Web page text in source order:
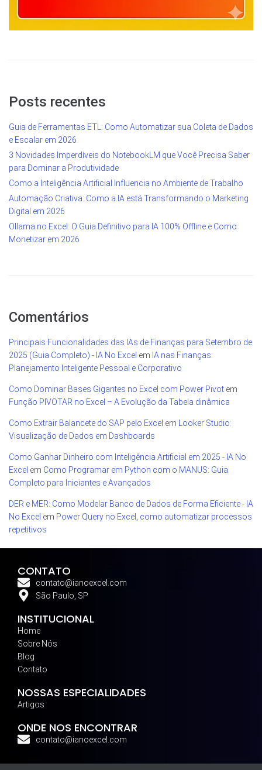
Posts recentes
Guia de Ferramentas ETL: Como Automatizar sua Coleta de Dados
e Escalar em 2026
3 Novidades Imperdíveis do NotebookLM que Você Precisa Saber
para Dominar a Produtividade
Como a Inteligência Artificial Influencia no Ambiente de Trabalho
Automação Criativa: Como a IA está Transformando o Marketing
Digital em 2026
Ollama no Excel: O Guia Definitivo para IA 100% Offline e Como
Monetizar em 2026
Comentários
Principais Funcionalidades das IAs de Finanças para Setembro de
2025 (Guia Completo) - IA No Excel em IA nas Finanças:
Planejamento Inteligente Pessoal e Corporativo
Como Dominar Bases Gigantes no Excel com Power Pivot em
Função PIVOTAR no Excel – A Evolução da Tabela dinâmica
Como Extrair Balancete do SAP pelo Excel em
Looker Studio:
Visualização de Dados em Dashboards
Como Ganhar Dinheiro com Inteligência Artificial em 2025 - IA No
Excel em Como Programar em Python com o MANUS: Guia
Completo para Iniciantes e Avançados
DER e MER: Como Modelar Banco de Dados de Forma Eficiente - IA
No Excel em Power Query no Excel, como automatizar processos
repetitivos
CONTATO
contato@ianoexcel.com
São Paulo, SP
INSTITUCIONAL
Home
Sobre Nós
Blog
Contato
NOSSAS ESPECIALIDADES
Artigos
ONDE NOS ENCONTRAR
contato@ianoexcel.com